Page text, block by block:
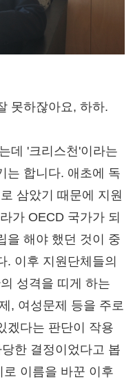
못하잖아요, 하하.
데 '크리스천'이라는
는 합니다. 애초에 독
삼았기 때문에 지원
가 OECD 국가가 되
을 해야 했던 것이 중
. 이후 지원단체들의
성격을 띠게 하는
, 여성문제 등을 주로
겠다는 판단이 작용
한 결정이었다고 봅
이름을 바꾼 이후